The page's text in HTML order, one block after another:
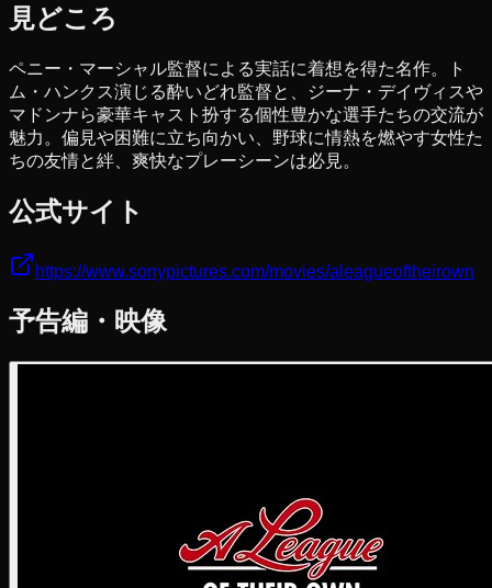
見どころ
ペニー・マーシャル監督による実話に着想を得た名作。ト
ム・ハンクス演じる酔いどれ監督と、ジーナ・デイヴィスや
マドンナら豪華キャスト扮する個性豊かな選手たちの交流が
魅力。偏見や困難に立ち向かい、野球に情熱を燃やす女性た
ちの友情と絆、爽快なプレーシーンは必見。
公式サイト
https://www.sonypictures.com/movies/aleagueoftheirown
予告編・映像